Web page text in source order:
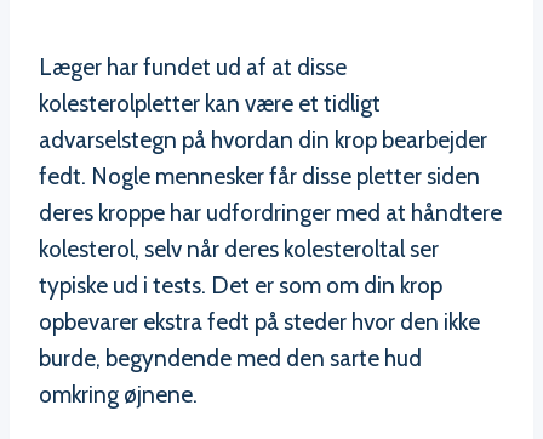
Læger har fundet ud af at disse
kolesterolpletter kan være et tidligt
advarselstegn på hvordan din krop bearbejder
fedt. Nogle mennesker får disse pletter siden
deres kroppe har udfordringer med at håndtere
kolesterol, selv når deres kolesteroltal ser
typiske ud i tests. Det er som om din krop
opbevarer ekstra fedt på steder hvor den ikke
burde, begyndende med den sarte hud
omkring øjnene.